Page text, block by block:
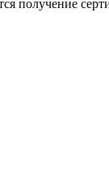
получение